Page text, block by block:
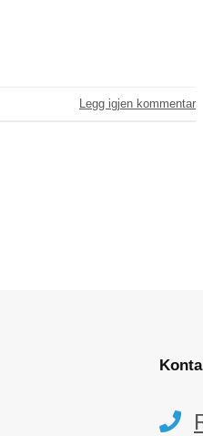
Legg igjen kommentar